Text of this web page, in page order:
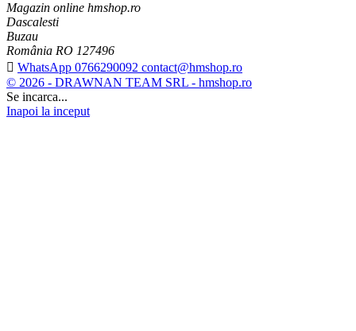
Magazin online hmshop.ro
Dascalesti
Buzau
România RO 127496
 WhatsApp 0766290092 contact@hmshop.ro
© 2026 - DRAWNAN TEAM SRL - hmshop.ro
Se incarca...
Inapoi la inceput